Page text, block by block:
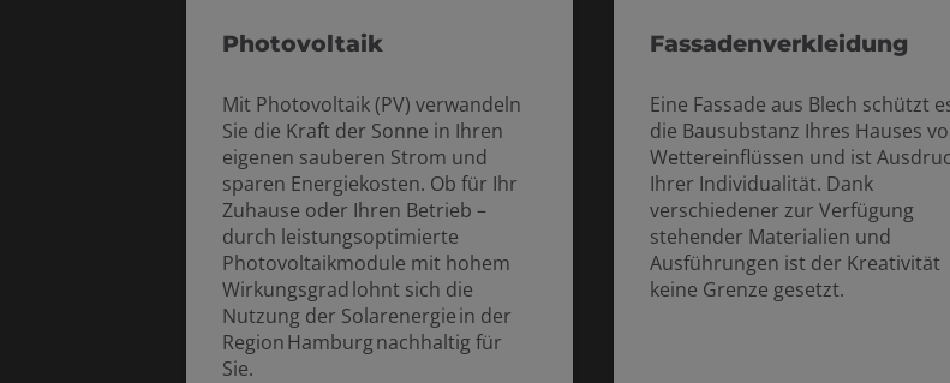
Photovoltaik
Mit Photovoltaik (PV) verwandeln
Sie die Kraft der Sonne in Ihren
eigenen sauberen Strom und
sparen Energiekosten. Ob für Ihr
Zuhause oder Ihren Betrieb –
durch leistungsoptimierte
Photovoltaikmodule mit hohem
Wirkungsgrad lohnt sich die
Nutzung der Solarenergie in der
Region Hamburg nachhaltig für
Sie.
Fassadenverkleidung
Eine Fassade aus Blech schützt
die Bausubstanz Ihres Hauses
Wettereinflüssen und ist
Ihrer Individualität. Dank
verschiedener zur Verfügung
stehender Materialien und
Ausführungen ist der Kreativität
keine Grenze gesetzt.